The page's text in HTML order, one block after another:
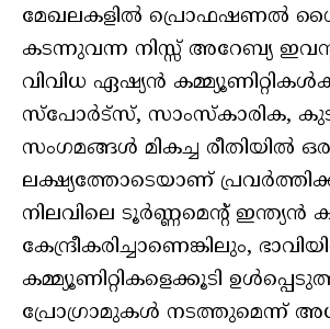
മേഖലകളിൽ പ്രൊഫഷണൽ
കടന്നുവന്ന നിസ്സ് അറേബ്യ
വിവിധ ഏഷ്യൻ
സ്പോർട്സ്, സാംസ്കാരിക,
സംഗമങ്ങൾ മികച്ച രീതിയിൽ
ലക്ഷ്യത്തോടെയാണ്
നിലവിലെ ടൂർണ്ണമെന്റ് ഇന്ത്യൻ
കേന്ദ്രീകരിച്ചാണെങ്കിലും,
കമ്മ്യൂണിറ്റികളെക്കൂടി
പ്രോഗ്രാമുകൾ നടത്തുമെന്ന്